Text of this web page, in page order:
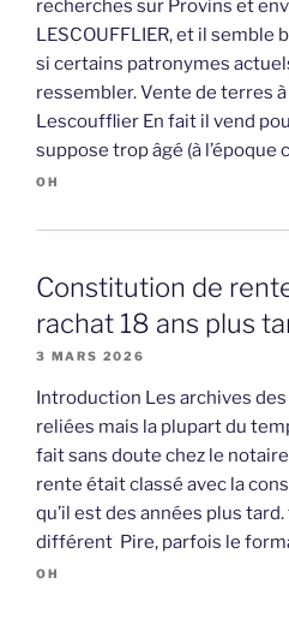
recherches sur Provins et
LESCOUFFLIER, et il semble
si certains patronymes
ressembler. Vente de terres
Lescoufflier En fait il vend
suppose trop âgé (à l’époque
OH
Constitution de
rachat 18 ans plus
3 MARS 2026
Introduction Les archives
reliées mais la plupart du
fait sans doute chez le
rente était classé avec la
qu’il est des années plus
différent Pire, parfois le
OH